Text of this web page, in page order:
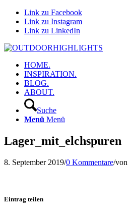
Link zu Facebook
Link zu Instagram
Link zu LinkedIn
HOME.
INSPIRATION.
BLOG.
ABOUT.
Suche
Menü Menü
Lager_mit_elchspuren
8. September 2019/0 Kommentare/von
Eintrag teilen